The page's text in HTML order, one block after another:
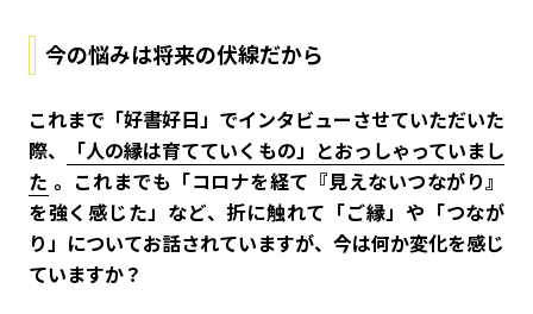
今の悩みは将来の伏線だから
――これまで「好書好日」でインタビューさせていただいた
際、
「人の縁は育てていくもの」とおっしゃっていまし
た 。これまでも「コロナを経て『見えないつながり』
を強く感じた」など、折に触れて「ご縁」や「つなが
り」についてお話されていますが、今は何か変化を感じ
ていますか？